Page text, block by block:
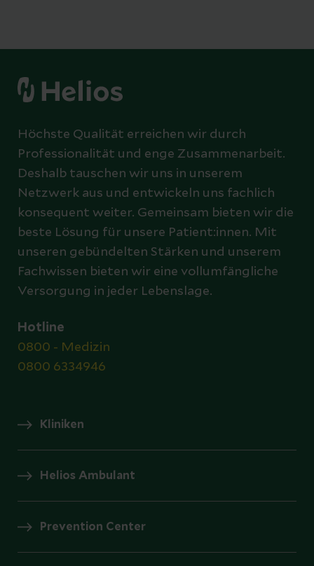
Höchste Qualität erreichen wir durch
Professionalität und enge Zusammenarbeit.
Deshalb tauschen wir uns in unserem
Netzwerk aus und entwickeln uns fachlich
konsequent weiter. Gemeinsam bieten wir die
beste Lösung für unsere Patient:innen. Mit
unseren gebündelten Stärken und unserem
Fachwissen bieten wir eine vollumfängliche
Versorgung in jeder Lebenslage.
Hotline
0800 - Medizin
0800 6334946
Kliniken
Helios Ambulant
Prevention Center